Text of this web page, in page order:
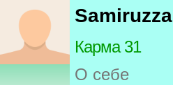
Samiruzza
Карма 31
О себе